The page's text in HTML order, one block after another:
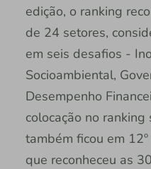
edição, o ranking
de 24 setores,
em seis desafios -
Socioambiental,
Desempenho
colocação no ranking
também ficou em
que reconheceu as